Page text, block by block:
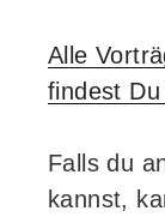
Alle
findest
Falls du
kannst,